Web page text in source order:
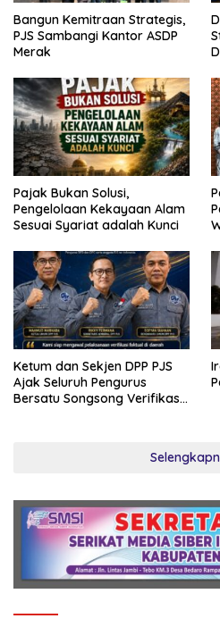
Bangun Kemitraan Strategis,
PJS Sambangi Kantor ASDP
Merak
Pajak Bukan Solusi,
Pengelolaan Kekayaan Alam
Sesuai Syariat adalah Kunci
Ketum dan Sekjen DPP PJS
Ajak Seluruh Pengurus
Bersatu Songsong Verifikasi